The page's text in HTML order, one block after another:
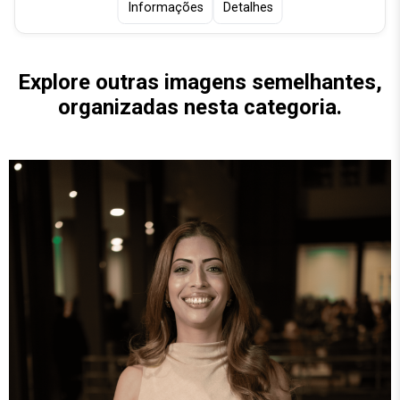
Informações Detalhes
Explore outras imagens semelhantes,
organizadas nesta categoria.